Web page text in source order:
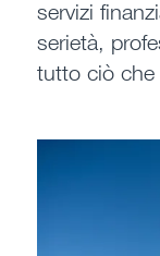
servizi
serietà,
tutto ciò che